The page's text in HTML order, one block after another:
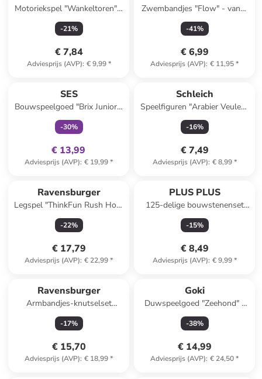
Motoriekspel "Wankeltoren" -
vanaf 5 jaar
-21%
€ 7,84
Adviesprijs (AVP): € 9,99*
Zwembandjes "Flow" - vanaf
de geboorte
-41%
€ 6,99
Adviesprijs (AVP): € 11,95*
SES
Bouwspeelgoed "Brix Junior -
Bouwvoertuigen" - vanaf 3
jaar
-30%
€ 13,99
Adviesprijs (AVP): € 19,99*
Schleich
Speelfiguren "Arabier Veulen"
- vanaf 5 jaar
-16%
€ 7,49
Adviesprijs (AVP): € 8,99*
Ravensburger
Legspel "ThinkFun Rush Hour
Rush Hour® Junior" - vanaf 5
jaar
-22%
€ 17,79
Adviesprijs (AVP): € 22,99*
PLUS PLUS
125-delige bouwstenenset
"Heelal" - vanaf 5 jaar
-15%
€ 8,49
Adviesprijs (AVP): € 9,99*
Ravensburger
Armbandjes-knutselset
"Magische Kralentovenarij" -
vanaf 5 jaar
-17%
€ 15,70
Adviesprijs (AVP): € 18,99*
Goki
Duwspeelgoed "Zeehond" -
vanaf 18 maanden
-38%
€ 14,99
Adviesprijs (AVP): € 24,50*